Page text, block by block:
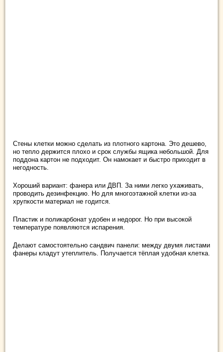
Стены клетки можно сделать из плотного картона. Это дешево,
но тепло держится плохо и срок службы ящика небольшой. Для
поддона картон не подходит. Он намокает и быстро приходит в
негодность.
Хороший вариант: фанера или ДВП. За ними легко ухаживать,
проводить дезинфекцию. Но для многоэтажной клетки из-за
хрупкости материал не годится.
Пластик и поликарбонат удобен и недорог. Но при высокой
температуре появляются испарения.
Делают самостоятельно сандвич панели: между двумя листами
фанеры кладут утеплитель. Получается тёплая удобная клетка.